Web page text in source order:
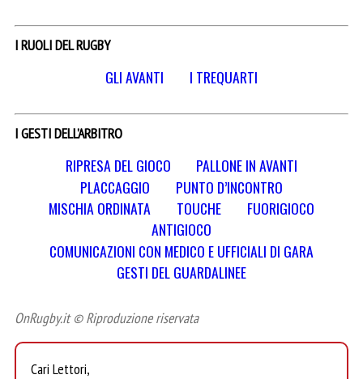
I RUOLI DEL RUGBY
GLI AVANTI I TREQUARTI
I GESTI DELL’ARBITRO
RIPRESA DEL GIOCO
PALLONE IN AVANTI
PLACCAGGIO
PUNTO D’INCONTRO
MISCHIA ORDINATA
TOUCHE
FUORIGIOCO
ANTIGIOCO
COMUNICAZIONI CON MEDICO E UFFICIALI DI GARA
GESTI DEL GUARDALINEE
OnRugby.it © Riproduzione riservata
Cari Lettori,